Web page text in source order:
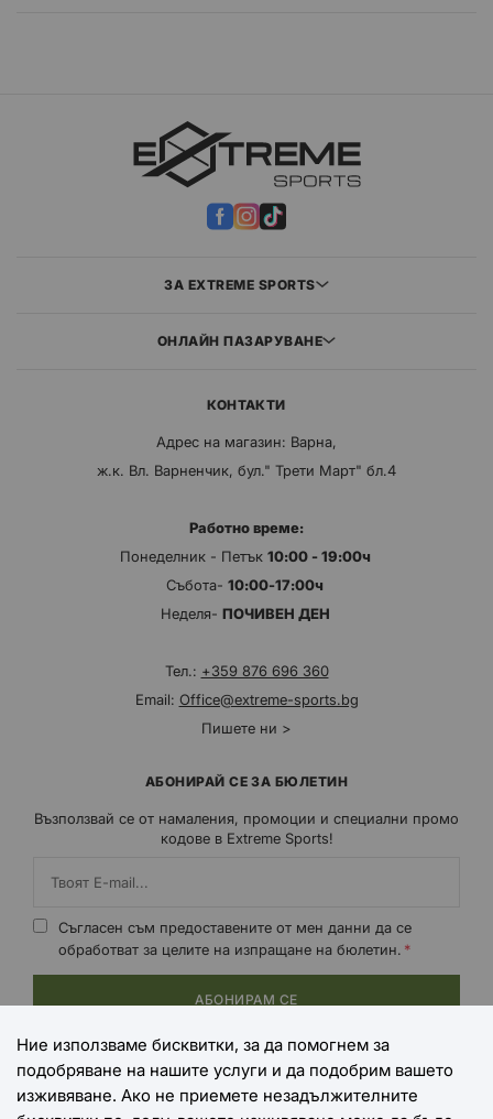
ЗА EXTREME SPORTS
ОНЛАЙН ПАЗАРУВАНЕ
КОНТАКТИ
Адрес на магазин: Варна,
ж.к. Вл. Варненчик, бул." Трети Март" бл.4
Работно време:
Понеделник - Петък 10:00 - 19:00ч
Събота- 10:00-17:00ч
Неделя- ПОЧИВЕН ДЕН
Тел.: +359 876 696 360
Email: Office@extreme-sports.bg
Пишете ни >
АБОНИРАЙ СЕ ЗА БЮЛЕТИН
Възползвай се от намаления, промоции и специални промо
кодове в Extreme Sports!
Съгласен съм предоставените от мен данни да се
обработват за целите на изпращане на бюлетин.
АБОНИРАМ СЕ
НАЧИНИ НА ПЛАЩАНЕ
Ние използваме бисквитки, за да помогнем за
подобряване на нашите услуги и да подобрим вашето
изживяване. Ако не приемете незадължителните